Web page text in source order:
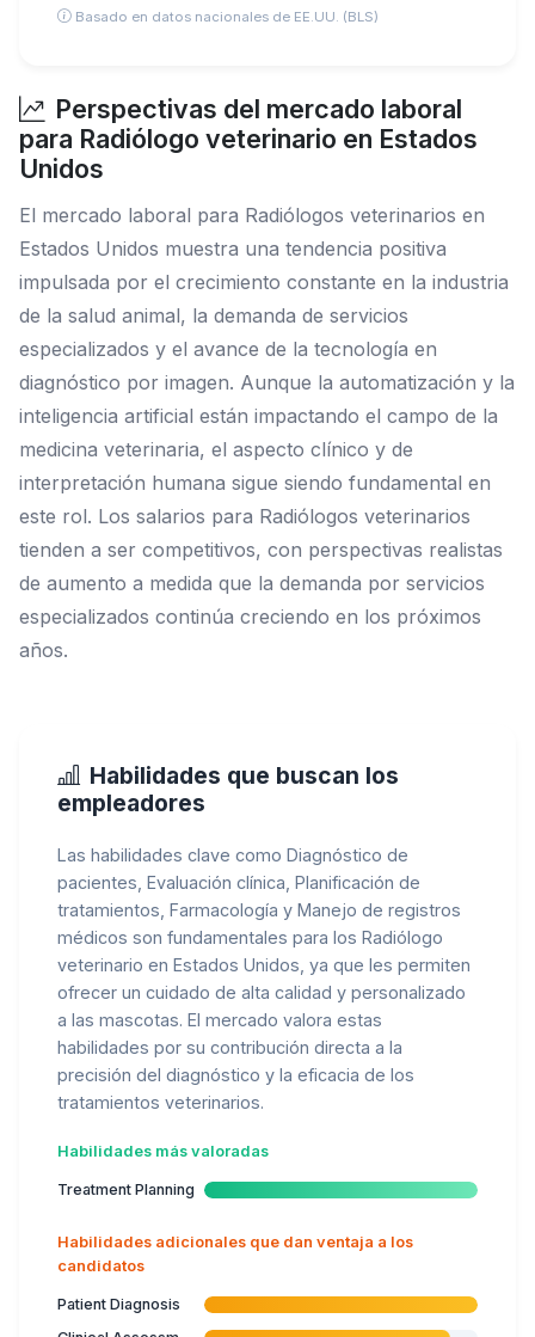
Basado en datos nacionales de EE.UU. (BLS)
Perspectivas del mercado laboral
para Radiólogo veterinario en Estados
Unidos
El mercado laboral para Radiólogos veterinarios en
Estados Unidos muestra una tendencia positiva
impulsada por el crecimiento constante en la industria
de la salud animal, la demanda de servicios
especializados y el avance de la tecnología en
diagnóstico por imagen. Aunque la automatización y la
inteligencia artificial están impactando el campo de la
medicina veterinaria, el aspecto clínico y de
interpretación humana sigue siendo fundamental en
este rol. Los salarios para Radiólogos veterinarios
tienden a ser competitivos, con perspectivas realistas
de aumento a medida que la demanda por servicios
especializados continúa creciendo en los próximos
años.
Habilidades que buscan los
empleadores
Las habilidades clave como Diagnóstico de
pacientes, Evaluación clínica, Planificación de
tratamientos, Farmacología y Manejo de registros
médicos son fundamentales para los Radiólogo
veterinario en Estados Unidos, ya que les permiten
ofrecer un cuidado de alta calidad y personalizado
a las mascotas. El mercado valora estas
habilidades por su contribución directa a la
precisión del diagnóstico y la eficacia de los
tratamientos veterinarios.
Habilidades más valoradas
Treatment Planning
Habilidades adicionales que dan ventaja a los
candidatos
Patient Diagnosis